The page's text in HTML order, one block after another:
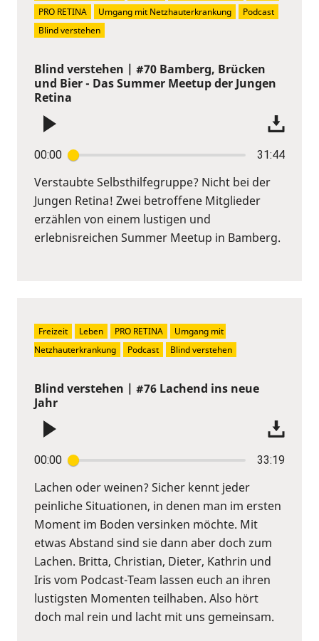
Blind verstehen | #70 Bamberg, Brücken
und Bier - Das Summer Meetup der Jungen
Retina
00:00 31:44
Verstaubte Selbsthilfegruppe? Nicht bei der
Jungen Retina! Zwei betroffene Mitglieder
erzählen von einem lustigen und
erlebnisreichen Summer Meetup in Bamberg.
PRO RETINA Umgang mit Netzhauterkrankung
Podcast
Blind verstehen
Blind verstehen | #76 Lachend ins neue
Jahr
00:00 33:19
Lachen oder weinen? Sicher kennt jeder
peinliche Situationen, in denen man im ersten
Moment im Boden versinken möchte. Mit
etwas Abstand sind sie dann aber doch zum
Lachen. Britta, Christian, Dieter, Kathrin und
Iris vom Podcast-Team lassen euch an ihren
lustigsten Momenten teilhaben. Also hört
doch mal rein und lacht mit uns gemeinsam.
Freizeit Leben PRO RETINA
Umgang mit
Netzhauterkrankung
Podcast Blind verstehen